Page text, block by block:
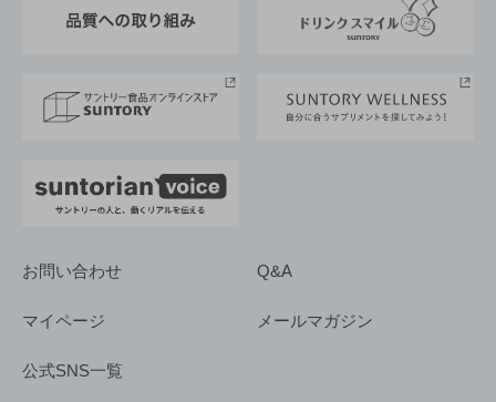
採用情報
お問い合わせ Q&A
マイページ メールマガジン
公式SNS一覧